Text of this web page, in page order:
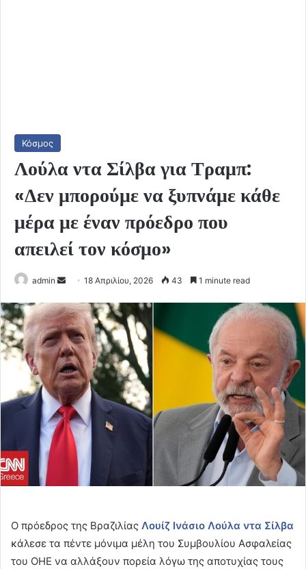
Κόσμος
Λούλα ντα Σίλβα για Τραμπ:
«Δεν μπορούμε να ξυπνάμε κάθε
μέρα με έναν πρόεδρο που
απειλεί τον κόσμο»
admin
Send
email
18 Απριλίου, 2026 43 1 minute read
Ο πρόεδρος της Βραζιλίας Λουίζ Ινάσιο Λούλα ντα Σίλβα
κάλεσε τα πέντε μόνιμα μέλη του Συμβουλίου Ασφαλείας
του ΟΗΕ να αλλάξουν πορεία λόγω της αποτυχίας τους